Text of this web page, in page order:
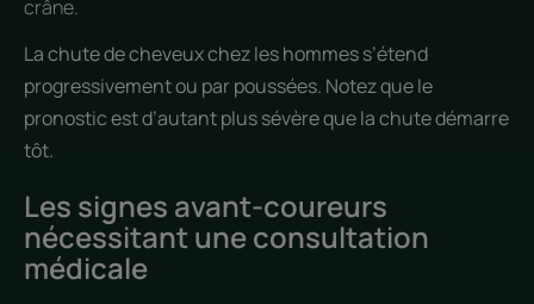
crâne.
La chute de cheveux chez les hommes s’étend
progressivement ou par poussées. Notez que le
pronostic est d’autant plus sévère que la chute démarre
tôt.
Les signes avant-coureurs
nécessitant une consultation
médicale